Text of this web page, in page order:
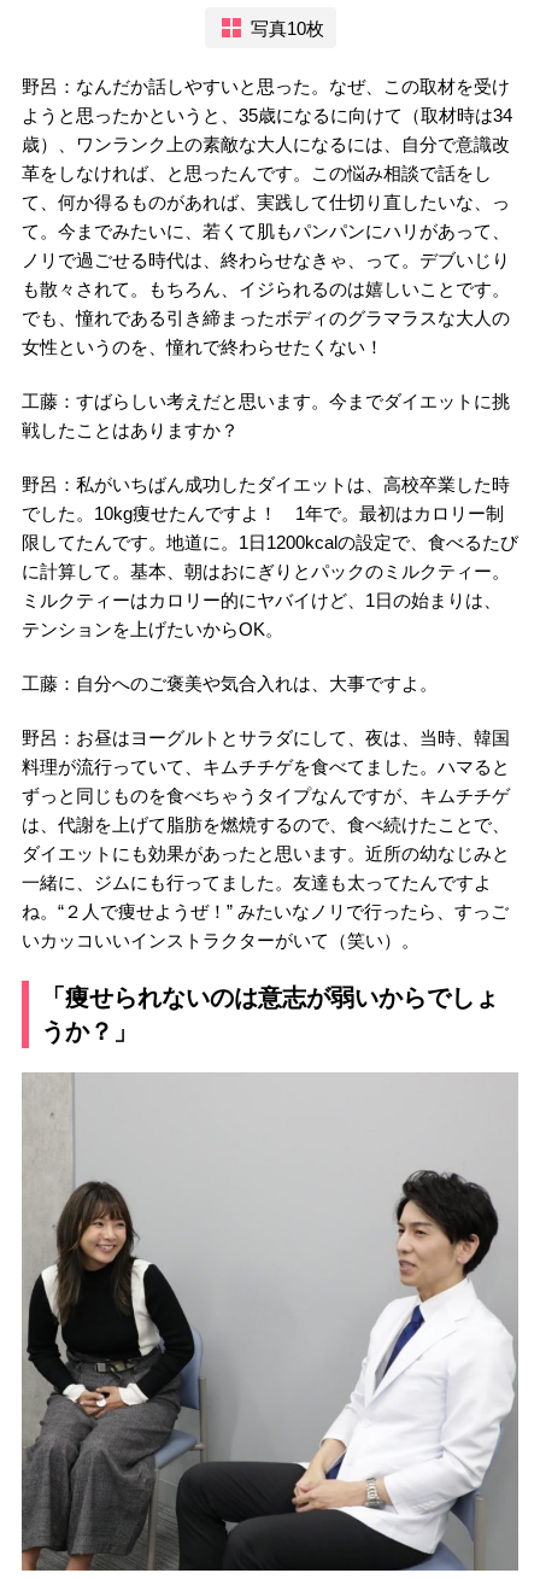
写真10枚
野呂：なんだか話しやすいと思った。なぜ、この取材を受け
ようと思ったかというと、35歳になるに向けて（取材時は34
歳）、ワンランク上の素敵な大人になるには、自分で意識改
革をしなければ、と思ったんです。この悩み相談で話をし
て、何か得るものがあれば、実践して仕切り直したいな、っ
て。今までみたいに、若くて肌もパンパンにハリがあって、
ノリで過ごせる時代は、終わらせなきゃ、って。デブいじり
も散々されて。もちろん、イジられるのは嬉しいことです。
でも、憧れである引き締まったボディのグラマラスな大人の
女性というのを、憧れで終わらせたくない！
工藤：すばらしい考えだと思います。今までダイエットに挑
戦したことはありますか？
野呂：私がいちばん成功したダイエットは、高校卒業した時
でした。10kg痩せたんですよ！ 1年で。最初はカロリー制
限してたんです。地道に。1日1200kcalの設定で、食べるたび
に計算して。基本、朝はおにぎりとパックのミルクティー。
ミルクティーはカロリー的にヤバイけど、1日の始まりは、
テンションを上げたいからOK。
工藤：自分へのご褒美や気合入れは、大事ですよ。
野呂：お昼はヨーグルトとサラダにして、夜は、当時、韓国
料理が流行っていて、キムチチゲを食べてました。ハマると
ずっと同じものを食べちゃうタイプなんですが、キムチチゲ
は、代謝を上げて脂肪を燃焼するので、食べ続けたことで、
ダイエットにも効果があったと思います。近所の幼なじみと
一緒に、ジムにも行ってました。友達も太ってたんですよ
ね。“２人で痩せようぜ！” みたいなノリで行ったら、すっご
いカッコいいインストラクターがいて（笑い）。
「痩せられないのは意志が弱いからでしょ
うか？」